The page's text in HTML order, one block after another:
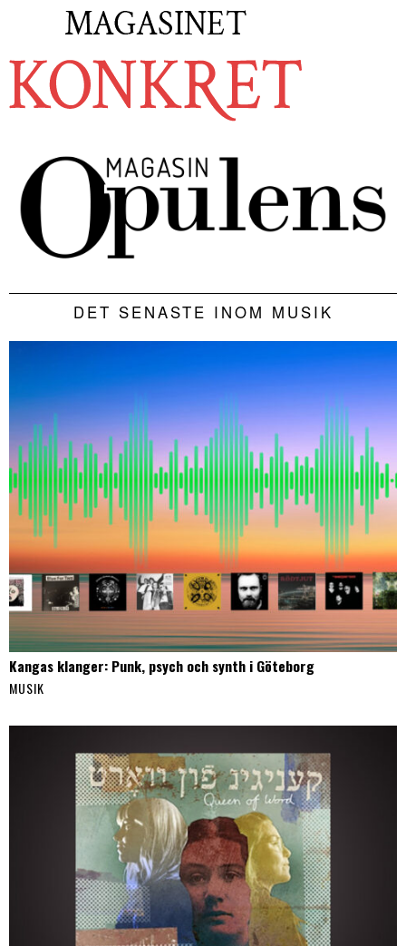
DET SENASTE INOM MUSIK
Kangas klanger: Punk, psych och synth i Göteborg
MUSIK